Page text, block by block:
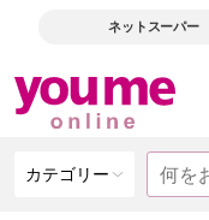
ネットスーパー
カテゴリー